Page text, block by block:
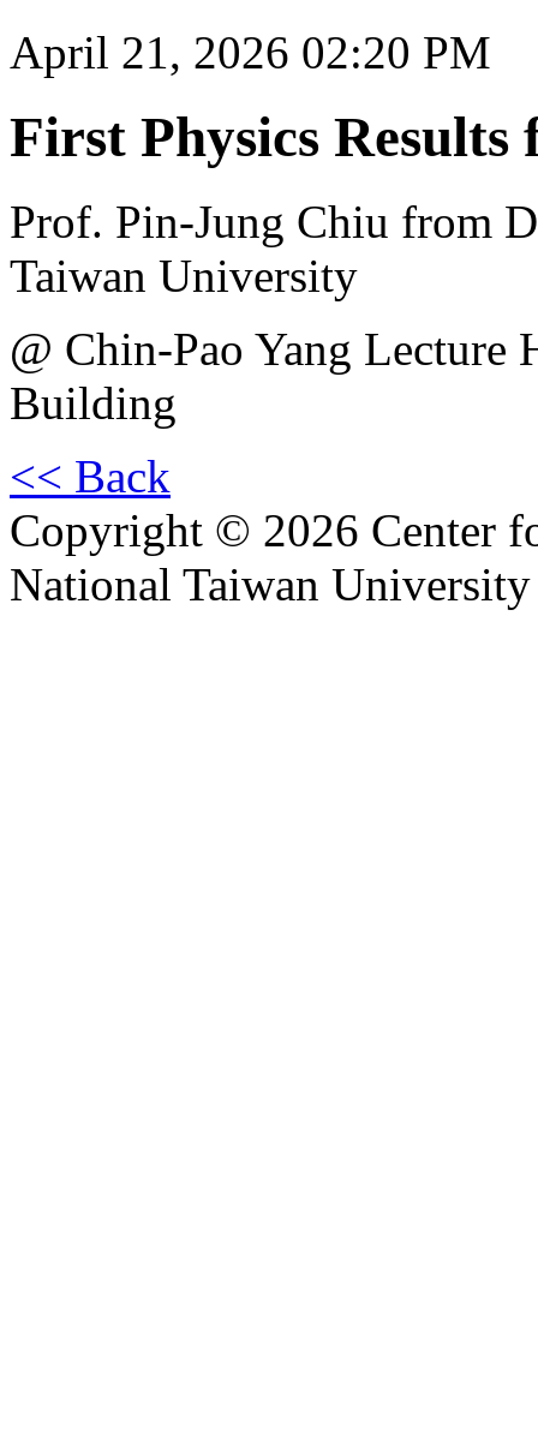
April 21, 2026 02:20 PM
First Physics
Prof. Pin-Jung Chiu from
Taiwan University
@ Chin-Pao Yang Lecture
Building
<< Back
Copyright © 2026 Center
National Taiwan University